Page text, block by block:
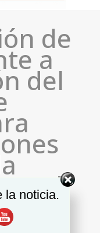
de
a
del
la noticia.